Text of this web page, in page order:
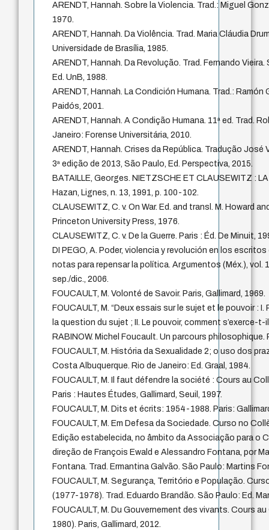
ARENDT, Hannah. Sobre la Violencia. Trad.: Miguel
1970.
ARENDT, Hannah. Da Violência. Trad. Maria Cláudia
Universidade de Brasília, 1985.
ARENDT, Hannah. Da Revolução. Trad. Fernando
Ed. UnB, 1988.
ARENDT, Hannah. La Condición Humana. Trad.: Ramón
Paidós, 2001.
ARENDT, Hannah. A Condição Humana. 11ª ed. Trad.
Janeiro: Forense Universitária, 2010.
ARENDT, Hannah. Crises da República. Tradução José
3ª edição de 2013, São Paulo, Ed. Perspectiva, 2015.
BATAILLE, Georges. NIETZSCHE ET CLAUSEWITZ :
Hazan, Lignes, n. 13, 1991, p. 100-102.
CLAUSEWITZ, C. v. On War. Ed. and transl. M. Howard
Princeton University Press, 1976.
CLAUSEWITZ, C. v. De la Guerre. Paris : Éd. De Minuit,
DI PEGO, A. Poder, violencia y revolución en los
notas para repensar la política. Argumentos (Méx.), vol.
sep./dic., 2006.
FOUCAULT, M. Volonté de Savoir. Paris, Gallimard, 1969.
FOUCAULT, M. “Deux essais sur le sujet et le pouvoir :
la question du sujet ; II. Le pouvoir, comment s’exerce-t-il
RABINOW. Michel Foucault. Un parcours philosophique.
FOUCAULT, M. História da Sexualidade 2; o uso dos
Costa Albuquerque. Rio de Janeiro: Ed. Graal, 1984.
FOUCAULT, M. Il faut défendre la société : Cours au
Paris : Hautes Études, Gallimard, Seuil, 1997.
FOUCAULT, M. Dits et écrits: 1954-1988. Paris:
FOUCAULT, M. Em Defesa da Sociedade. Curso no
Edição estabelecida, no âmbito da Associação para o
direção de François Ewald e Alessandro Fontana, por
Fontana. Trad. Ermantina Galvão. São Paulo: Martins
FOUCAULT, M. Segurança, Território e População.
(1977-1978). Trad. Eduardo Brandão. São Paulo: Ed.
FOUCAULT, M. Du Gouvernement des vivants. Cours
1980). Paris, Gallimard, 2012.